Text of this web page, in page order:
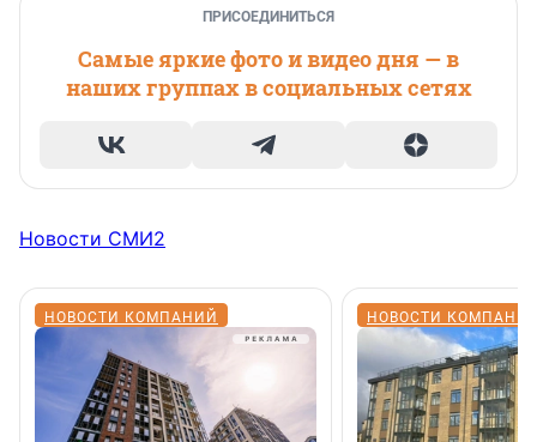
ПРИСОЕДИНИТЬСЯ
Самые яркие фото и видео дня — в
наших группах в социальных сетях
Новости СМИ2
НОВОСТИ КОМПАНИЙ НОВОСТИ